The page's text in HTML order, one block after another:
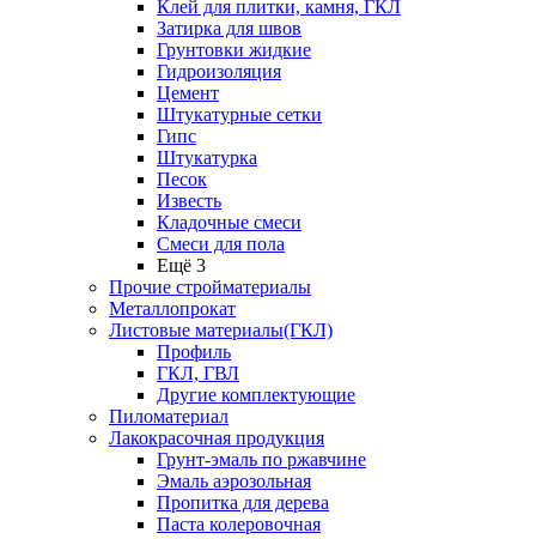
Клей для плитки, камня, ГКЛ
Затирка для швов
Грунтовки жидкие
Гидроизоляция
Цемент
Штукатурные сетки
Гипс
Штукатурка
Песок
Известь
Кладочные смеси
Смеси для пола
Ещё 3
Прочие стройматериалы
Металлопрокат
Листовые материалы(ГКЛ)
Профиль
ГКЛ, ГВЛ
Другие комплектующие
Пиломатериал
Лакокрасочная продукция
Грунт-эмаль по ржавчине
Эмаль аэрозольная
Пропитка для дерева
Паста колеровочная